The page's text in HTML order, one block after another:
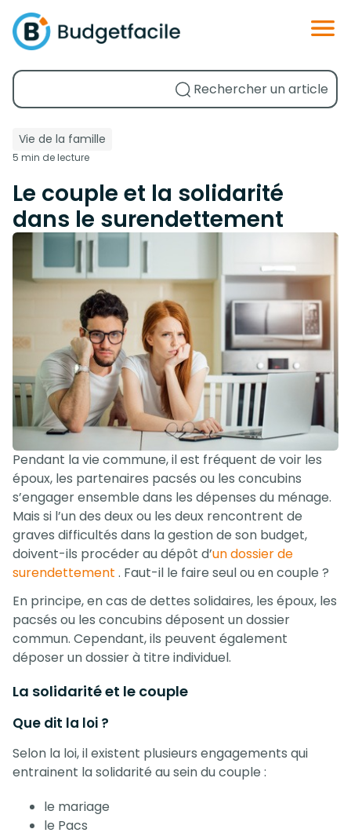
Vie de la famille
5 min de lecture
Le couple et la solidarité
dans le surendettement
Pendant la vie commune, il est fréquent de voir les
époux, les partenaires pacsés ou les concubins
s’engager ensemble dans les dépenses du ménage.
Mais si l’un des deux ou les deux rencontrent de
graves difficultés dans la gestion de son budget,
doivent-ils procéder au dépôt d’un dossier de
surendettement . Faut-il le faire seul ou en couple ?
En principe, en cas de dettes solidaires, les époux, les
pacsés ou les concubins déposent un dossier
commun. Cependant, ils peuvent également
déposer un dossier à titre individuel.
La solidarité et le couple
Que dit la loi ?
Selon la loi, il existent plusieurs engagements qui
entrainent la solidarité au sein du couple :
le mariage
le Pacs